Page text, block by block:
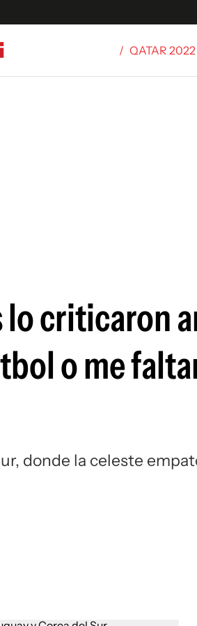
/ QATAR 2022
criticaron
o me
donde la celeste